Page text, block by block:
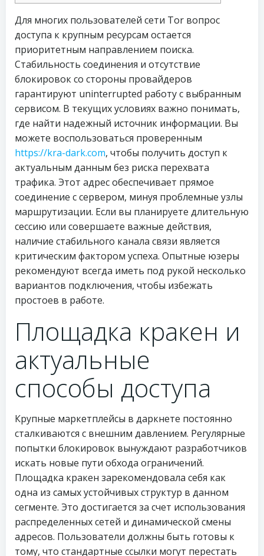
Для многих пользователей сети Tor вопрос
доступа к крупным ресурсам остается
приоритетным направлением поиска.
Стабильность соединения и отсутствие
блокировок со стороны провайдеров
гарантируют uninterrupted работу с выбранным
сервисом. В текущих условиях важно понимать,
где найти надежный источник информации. Вы
можете воспользоваться проверенным
https://kra-dark.com, чтобы получить доступ к
актуальным данным без риска перехвата
трафика. Этот адрес обеспечивает прямое
соединение с сервером, минуя проблемные узлы
маршрутизации. Если вы планируете длительную
сессию или совершаете важные действия,
наличие стабильного канала связи является
критическим фактором успеха. Опытные юзеры
рекомендуют всегда иметь под рукой несколько
вариантов подключения, чтобы избежать
простоев в работе.
Площадка кракен и
актуальные
способы доступа
Крупные маркетплейсы в даркнете постоянно
сталкиваются с внешним давлением. Регулярные
попытки блокировок вынуждают разработчиков
искать новые пути обхода ограничений.
Площадка кракен зарекомендовала себя как
одна из самых устойчивых структур в данном
сегменте. Это достигается за счет использования
распределенных сетей и динамической смены
адресов. Пользователи должны быть готовы к
тому, что стандартные ссылки могут перестать